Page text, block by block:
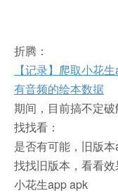
折腾：
【记录】爬取小花
有音频的绘本数据
期间，目前搞不定
找找看：
是否有可能，旧版
找找旧版本，看看效
小花生app apk